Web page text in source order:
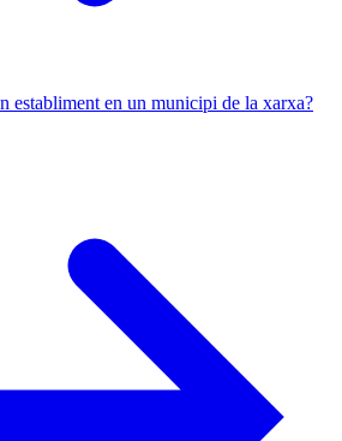
establiment en un municipi de la xarxa?